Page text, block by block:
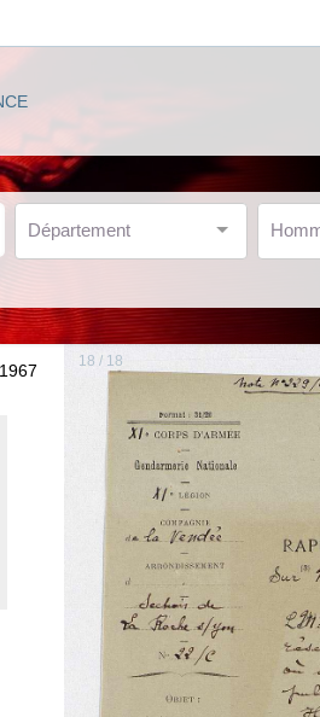
Département
18 / 18